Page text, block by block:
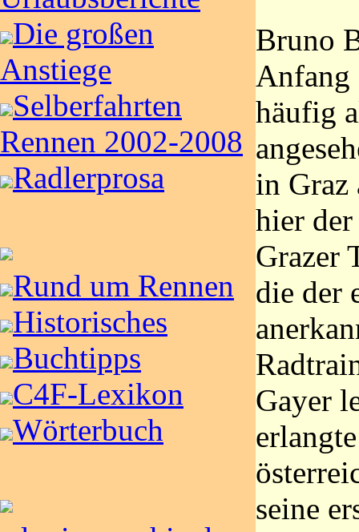
Die großen
Anstiege
Selberfahrten
Rennen 2002-2008
Radlerprosa
Rund um Rennen
Historisches
Buchtipps
C4F-Lexikon
Wörterbuch
Bruno
Anfang
häufig
in Graz
hier
Grazer
die der
Gayer
seine